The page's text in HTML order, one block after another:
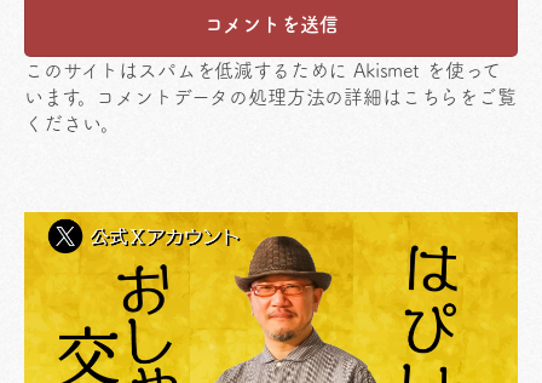
このサイトはスパムを低減するために Akismet を使って
います。
コメントデータの処理方法の詳細はこちらをご覧
ください。